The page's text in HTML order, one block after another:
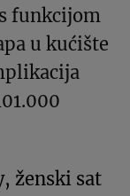
funkcijom
u kućište